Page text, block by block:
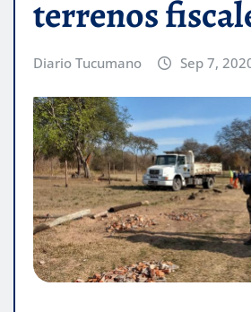
terrenos
Diario Tucumano Sep 7,